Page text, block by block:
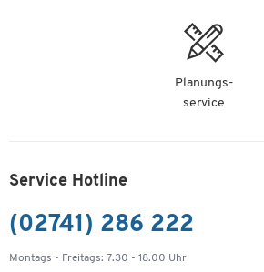
Planungs-
service
Service Hotline
(02741) 286 222
Montags - Freitags: 7.30 - 18.00 Uhr